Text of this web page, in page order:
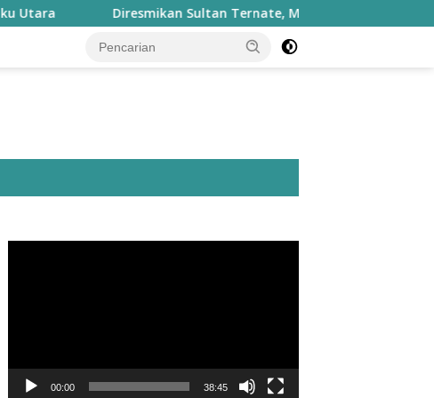
Diresmikan Sultan Ternate, Masjid Nurul Fasyah Takome
00:00 38:45